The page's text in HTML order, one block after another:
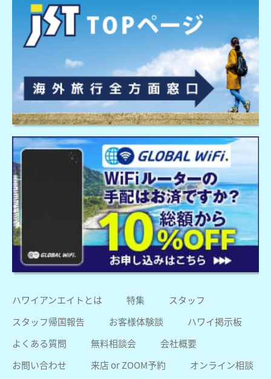
ハワイアンエイトとは 特集
スタッフ
スタッフ帰国報告
お客様体験談
ハワイ掲示板
よくある質問
無料相談会
会社概要
お問い合わせ
来店 or ZOOM予約
オンライン相談